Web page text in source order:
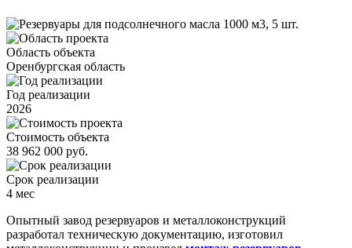
Область объекта
Оренбургская область
Год реализации
2026
Стоимость объекта
38 962 000 руб.
Срок реализации
4 мес
Опытный завод резервуаров и металлоконструкций
разработал техническую документацию, изготовил